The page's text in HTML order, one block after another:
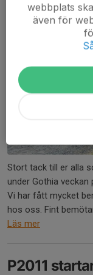
Stort tack till er alla
under Gothia veckan
Vi har fått mycket
hos oss. Fint
Läs mer
P2011
webbplats
även för